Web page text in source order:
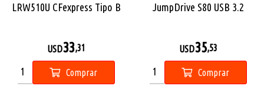
LRW510U CFexpress Tipo B
USD33,31
Comprar
JumpDrive S80 USB 3.2
USD35,53
Comprar